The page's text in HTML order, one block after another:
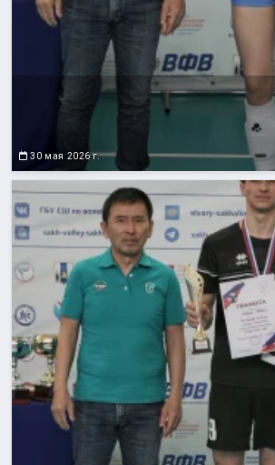
30 мая 2026 г.